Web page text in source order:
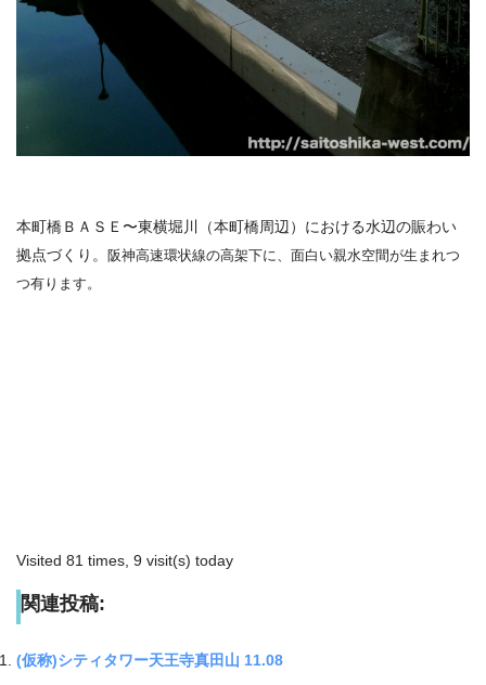
本町橋ＢＡＳＥ〜東横堀川（本町橋周辺）における水辺の賑わい
拠点づくり。 阪神高速環状線の高架下に、面白い親水空間が生まれつ
つ有ります。
Visited 81 times, 9 visit(s) today
関連投稿:
(仮称)シティタワー天王寺真田山 11.08